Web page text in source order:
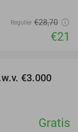
Regulier €28,70
€21
€3.000
Gratis